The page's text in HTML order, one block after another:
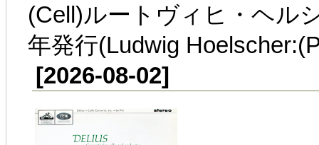
(Cell)ルートヴィヒ・ヘル
年発行(Ludwig
[2026-08-02]